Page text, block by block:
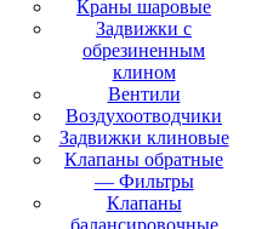
Краны шаровые
Задвижки с
обрезиненным
клином
Вентили
Воздухоотводчики
Задвижки клиновые
Клапаны обратные
— Фильтры
Клапаны